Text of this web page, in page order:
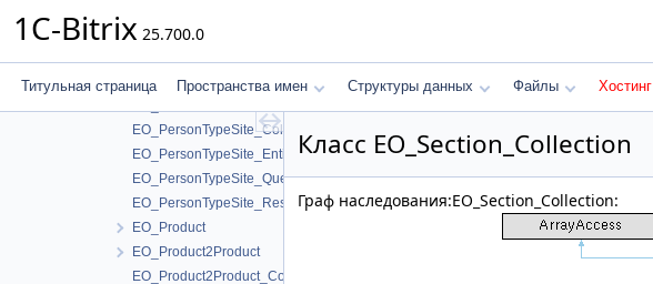
1C-Bitrix 25.700.0
Титульная страница Пространства имен Структуры данных Файлы Хостинг
EO_PersonType_Entity
EO_PersonType_Result
EO_PersonTypeSite_Collection
EO_PersonTypeSite_Entity
EO_PersonTypeSite_Query
EO_PersonTypeSite_Result
EO_Product
EO_Product2Product
EO_Product2Product_Collection
Класс EO_Section_Collection
Граф наследования:EO_Section_Collection: